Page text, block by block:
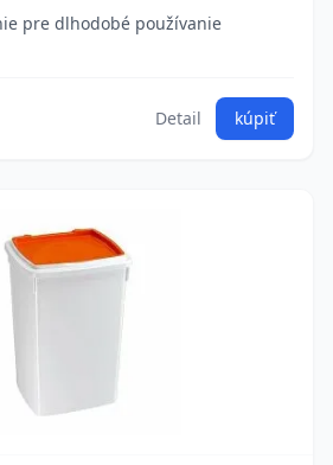
pre dlhodobé používanie
Detail kúpiť